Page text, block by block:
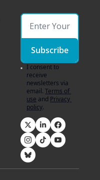
Subscribe
I consent to
receive
newsletters via
email. Terms of
use and Privacy
policy.